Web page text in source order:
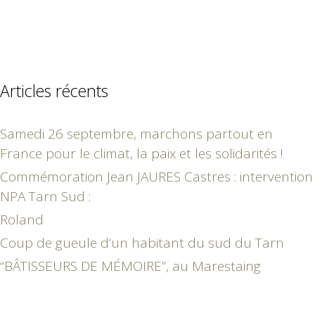
Articles récents
Samedi 26 septembre, marchons partout en
France pour le climat, la paix et les solidarités !
Commémoration Jean JAURES Castres : intervention
NPA Tarn Sud :
Roland
Coup de gueule d’un habitant du sud du Tarn
“BÂTISSEURS DE MÉMOIRE”, au Marestaing